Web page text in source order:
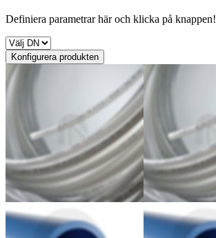
Definiera parametrar här och klicka på knappen!
Konfigurera produkten